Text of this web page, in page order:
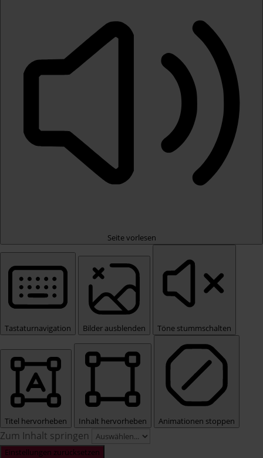
Seite vorlesen
Tastaturnavigation Bilder ausblenden Töne stummschalten
Titel hervorheben Inhalt hervorheben Animationen stoppen
Zum Inhalt springen
Einstellungen zurücksetzen